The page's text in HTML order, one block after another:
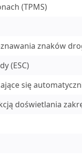
(TPMS)
znaków
(ESC)
się
doświetlania